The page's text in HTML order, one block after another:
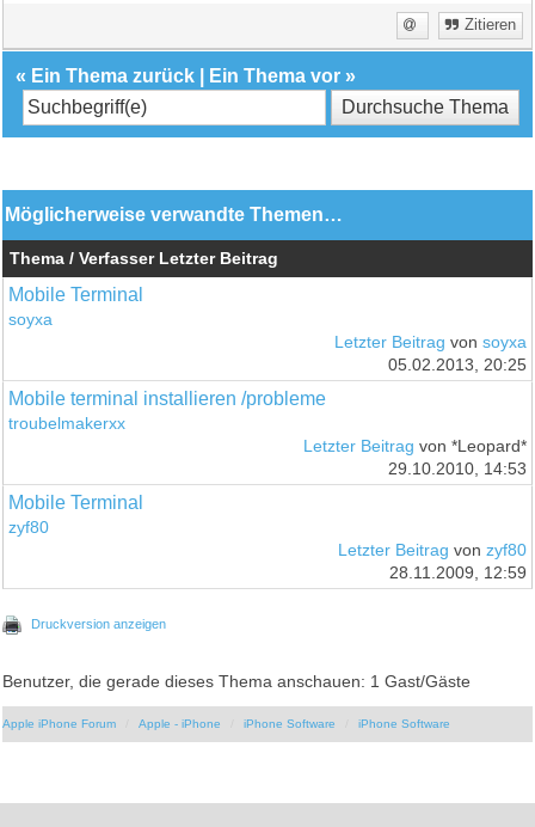
Zitieren
« Ein Thema zurück Ein Thema vor »
Möglicherweise verwandte Themen…
Thema / Verfasser Letzter Beitrag
Mobile Terminal
soyxa
Letzter Beitrag von soyxa
05.02.2013, 20:25
Mobile terminal installieren /probleme
troubelmakerxx
Letzter Beitrag von *Leopard*
29.10.2010, 14:53
Mobile Terminal
zyf80
Letzter Beitrag von zyf80
28.11.2009, 12:59
Druckversion anzeigen
Benutzer, die gerade dieses Thema anschauen: 1 Gast/Gäste
Apple iPhone Forum Apple - iPhone iPhone Software iPhone Software